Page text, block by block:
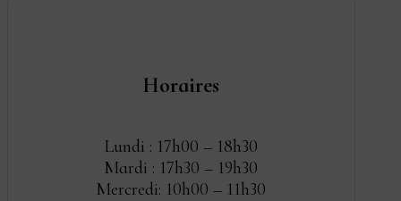
Horaires
Lundi : 17h00 – 18h30
Mardi : 17h30 – 19h30
Mercredi: 10h00 – 11h30